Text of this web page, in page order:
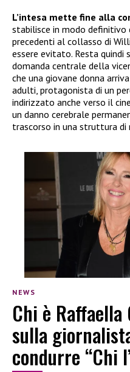
L’intesa mette fine alla
stabilisce in modo definitivo
precedenti al collasso di
essere evitato. Resta quindi
domanda centrale della
che una giovane donna
adulti, protagonista di un
indirizzato anche verso il
un danno cerebrale
trascorso in una struttura di
NEWS
Chi è
sulla
condurre “Chi